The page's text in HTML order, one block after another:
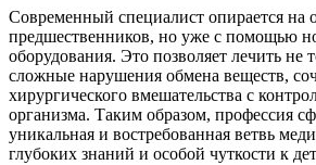
Современный специалист опирается на
предшественников, но уже с помощью
оборудования. Это позволяет лечить не
сложные нарушения обмена веществ,
хирургического вмешательства с
организма. Таким образом, профессия
уникальная и востребованная ветвь
глубоких знаний и особой чуткости к